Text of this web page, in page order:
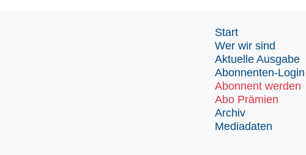
Start
Wer wir sind
Aktuelle Ausgabe
Abonnenten-Login
Abonnent werden
Abo Prämien
Archiv
Mediadaten